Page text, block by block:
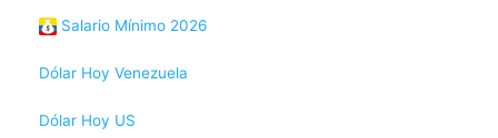
Salario Mínimo 2026
Dólar Hoy Venezuela
Dólar Hoy US